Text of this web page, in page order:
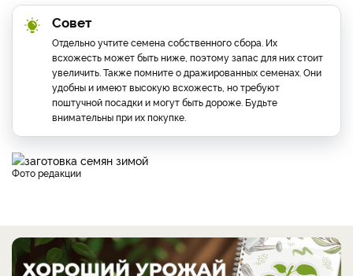
Совет
Отдельно учтите семена собственного сбора. Их
всхожесть может быть ниже, поэтому запас для них стоит
увеличить. Также помните о дражированных семенах. Они
удобны и имеют высокую всхожесть, но требуют
поштучной посадки и могут быть дороже. Будьте
внимательны при их покупке.
фото редакции